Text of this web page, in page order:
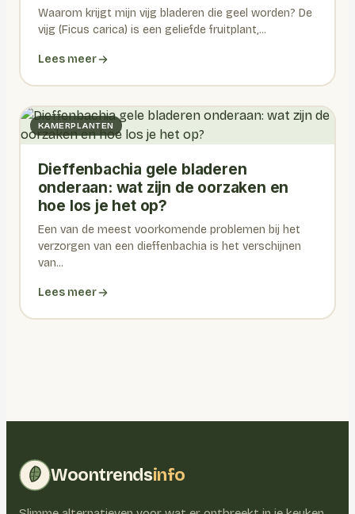
Waarom krijgt mijn vijg bladeren die geel worden? De
vijg (Ficus carica) is een geliefde fruitplant,...
Lees meer
KAMERPLANTEN
Dieffenbachia gele bladeren
onderaan: wat zijn de oorzaken en
hoe los je het op?
Een van de meest voorkomende problemen bij het
verzorgen van een dieffenbachia is het verschijnen
van...
Lees meer
Woontrendsinfo